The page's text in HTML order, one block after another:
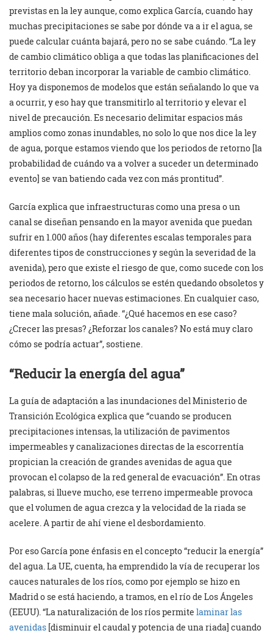
previstas en la ley aunque, como explica García, cuando hay
muchas precipitaciones se sabe por dónde va a ir el agua, se
puede calcular cuánta bajará, pero no se sabe cuándo. “La ley
de cambio climático obliga a que todas las planificaciones del
territorio deban incorporar la variable de cambio climático.
Hoy ya disponemos de modelos que están señalando lo que va
a ocurrir, y eso hay que transmitirlo al territorio y elevar el
nivel de precaución. Es necesario delimitar espacios más
amplios como zonas inundables, no solo lo que nos dice la ley
de agua, porque estamos viendo que los periodos de retorno [la
probabilidad de cuándo va a volver a suceder un determinado
evento] se van batiendo cada vez con más prontitud”.
García explica que infraestructuras como una presa o un
canal se diseñan pensando en la mayor avenida que puedan
sufrir en 1.000 años (hay diferentes escalas temporales para
diferentes tipos de construcciones y según la severidad de la
avenida), pero que existe el riesgo de que, como sucede con los
periodos de retorno, los cálculos se estén quedando obsoletos y
sea necesario hacer nuevas estimaciones. En cualquier caso,
tiene mala solución, añade. “¿Qué hacemos en ese caso?
¿Crecer las presas? ¿Reforzar los canales? No está muy claro
cómo se podría actuar”, sostiene.
“Reducir la energía del agua”
La guía de adaptación a las inundaciones del Ministerio de
Transición Ecológica explica que “cuando se producen
precipitaciones intensas, la utilización de pavimentos
impermeables y canalizaciones directas de la escorrentía
propician la creación de grandes avenidas de agua que
provocan el colapso de la red general de evacuación”. En otras
palabras, si llueve mucho, ese terreno impermeable provoca
que el volumen de agua crezca y la velocidad de la riada se
acelere. A partir de ahí viene el desbordamiento.
Por eso García pone énfasis en el concepto “reducir la energía”
del agua. La UE, cuenta, ha emprendido la vía de recuperar los
cauces naturales de los ríos, como por ejemplo se hizo en
Madrid o se está haciendo, a tramos, en el río de Los Ángeles
(EEUU). “La naturalización de los ríos permite laminar las
avenidas [disminuir el caudal y potencia de una riada] cuando